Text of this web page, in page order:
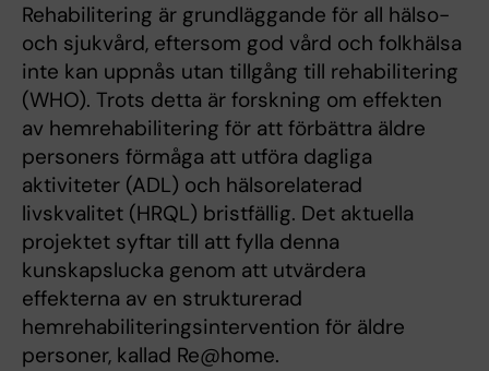
Rehabilitering är grundläggande för all hälso-
och sjukvård, eftersom god vård och folkhälsa
inte kan uppnås utan tillgång till rehabilitering
(WHO). Trots detta är forskning om effekten
av hemrehabilitering för att förbättra äldre
personers förmåga att utföra dagliga
aktiviteter (ADL) och hälsorelaterad
livskvalitet (HRQL) bristfällig. Det aktuella
projektet syftar till att fylla denna
kunskapslucka genom att utvärdera
effekterna av en strukturerad
hemrehabiliteringsintervention för äldre
personer, kallad Re@home.